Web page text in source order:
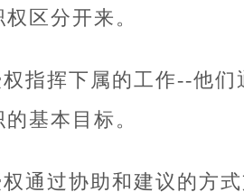
区分开来。
指挥下属的工作--他
基本目标。
通过协助和建议的方